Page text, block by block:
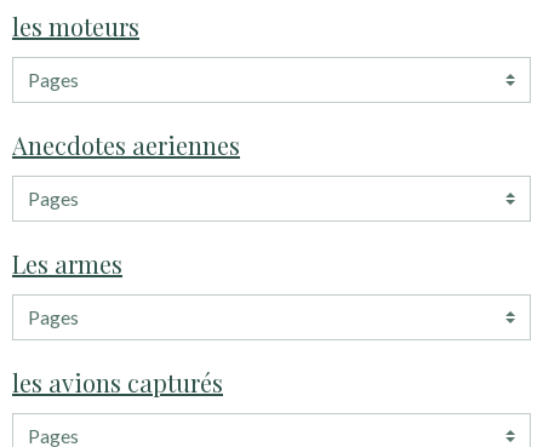
les moteurs
Anecdotes aeriennes
Les armes
les avions capturés